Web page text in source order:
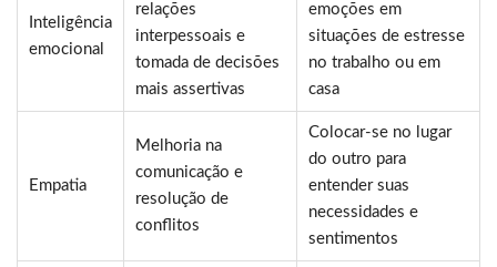
Inteligência
emocional
relações
interpessoais e
tomada de decisões
mais assertivas
emoções em
situações de estresse
no trabalho ou em
casa
Empatia
Melhoria na
comunicação e
resolução de
conflitos
Colocar-se no lugar
do outro para
entender suas
necessidades e
sentimentos